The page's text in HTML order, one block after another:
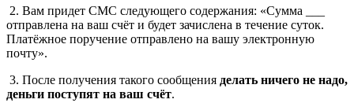
2. Вам придет СМС следующего содержания: «Сумма ___
отправлена на ваш счёт и будет зачислена в течение суток.
Платёжное поручение отправлено на вашу электронную
почту».
3. После получения такого сообщения делать ничего не надо,
деньги поступят на ваш счёт.